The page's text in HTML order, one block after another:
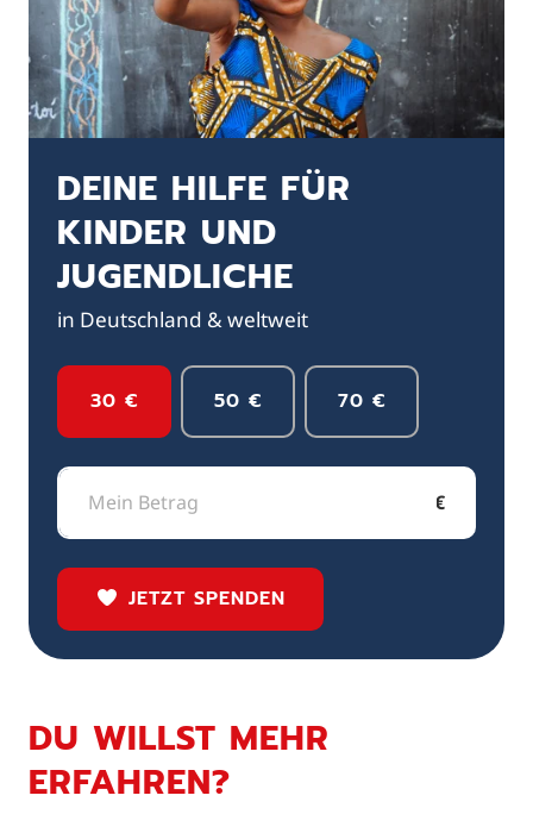
DEINE HILFE FÜR
KINDER UND
JUGENDLICHE
in Deutschland & weltweit
30 € 50 € 70 €
€
JETZT SPENDEN
DU WILLST MEHR
ERFAHREN?